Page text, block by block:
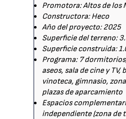
Promotora: Altos de los
Constructora: Heco
Año del proyecto: 2025
Superficie del terreno:
Superficie construida:
Programa: 7
aseos, sala de cine y TV,
vinoteca, gimnasio,
plazas de aparcamiento
Espacios
independiente (zona de